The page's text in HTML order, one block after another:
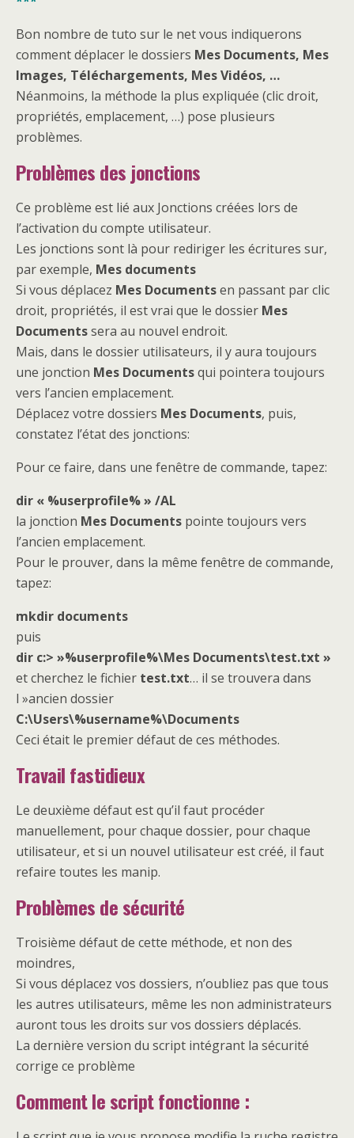
Bon nombre de tuto sur le net vous indiquerons
comment déplacer le dossiers Mes Documents, Mes
Images, Téléchargements, Mes Vidéos, …
Néanmoins, la méthode la plus expliquée (clic droit,
propriétés, emplacement, …) pose plusieurs
problèmes.
Problèmes des jonctions
Ce problème est lié aux Jonctions créées lors de
l’activation du compte utilisateur.
Les jonctions sont là pour rediriger les écritures sur,
par exemple, Mes documents
Si vous déplacez Mes Documentsen passant par clic
droit, propriétés, il est vrai que le dossier Mes
Documentssera au nouvel endroit.
Mais, dans le dossier utilisateurs, il y aura toujours
une jonction Mes Documentsqui pointera toujours
vers l’ancien emplacement.
Déplacez votre dossiers Mes Documents, puis,
constatez l’état des jonctions:
Pour ce faire, dans une fenêtre de commande, tapez:
dir « %userprofile% » /AL
la jonction Mes Documents pointe toujours vers
l’ancien emplacement.
Pour le prouver, dans la même fenêtre de commande,
tapez:
mkdir documents
puis
dir c:> »%userprofile%\Mes Documents\test.txt »
et cherchez le fichier test.txt… il se trouvera dans
l »ancien dossier
C:\Users\%username%\Documents
Ceci était le premier défaut de ces méthodes.
Travail fastidieux
Le deuxième défaut est qu’il faut procéder
manuellement, pour chaque dossier, pour chaque
utilisateur, et si un nouvel utilisateur est créé, il faut
refaire toutes les manip.
Problèmes de sécurité
Troisième défaut de cette méthode, et non des
moindres,
Si vous déplacez vos dossiers, n’oubliez pas que tous
les autres utilisateurs, même les non administrateurs
auront tous les droits sur vos dossiers déplacés.
La dernière version du script intégrant la sécurité
corrige ce problème
Comment le script fonctionne :